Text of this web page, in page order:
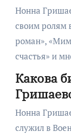
Нонна
своим ролям
роман»,
счастья» и
Какова
Нонна
служил в